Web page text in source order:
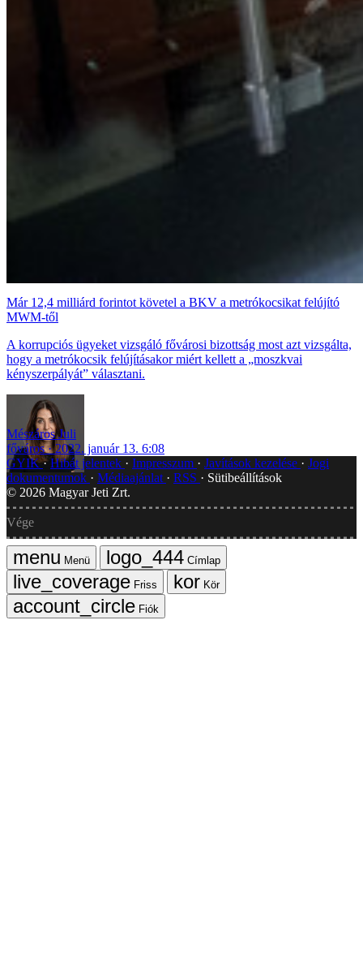
Már 12,4 milliárd forintot követel a BKV a metrókocsikat felújító
MWM-től
A korrupciós ügyeket vizsgáló fővárosi bizottság most azt vizsgálta,
hogy a metrókocsik felújításakor miért kellett a „moszkvai
kényszerpályát” választani.
Mészáros Juli
főváros
2022. január 13. 6:08
GYIK Hibát jelentek Impresszum Javítások kezelése
Jogi
dokumentumok
Médiaajánlat RSS
Sütibeállítások
© 2026 Magyar Jeti Zrt.
Vége
Menü
Címlap
Friss
Kör
Fiók